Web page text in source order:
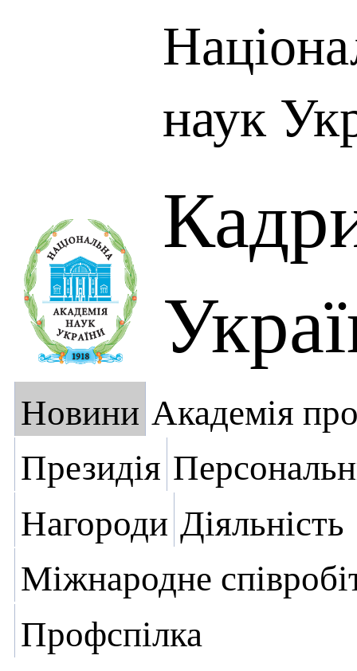
наук
Новини Академія
Президія
Нагороди Діяльність
Міжнародне
Профспілка